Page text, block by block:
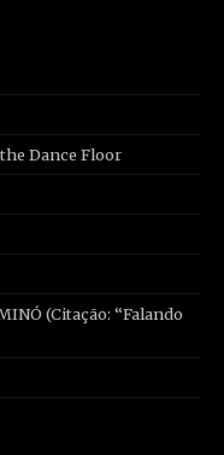
Dance Floor
(Citação: “Falando